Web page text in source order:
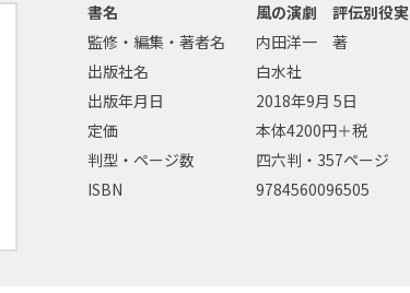
書名
風の演劇 評伝別役実
監修・編集・著者名
内田洋一 著
出版社名
白水社
出版年月日
2018年9月 5日
定価
本体4200円＋税
判型・ページ数
四六判・357ページ
ISBN
9784560096505